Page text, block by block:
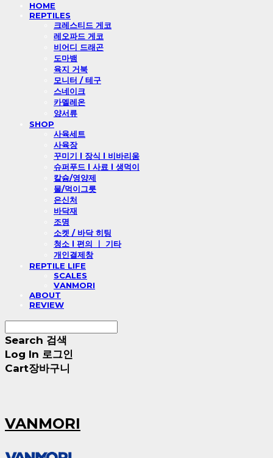
HOME
REPTILES
크레스티드 게코
레오파드 게코
비어디 드래곤
도마뱀
육지 거북
모니터 / 테구
스네이크
카멜레온
양서류
SHOP
사육세트
사육장
꾸미기 l 장식 l 비바리움
슈퍼푸드 l 사료 l 생먹이
칼슘/영양제
물/먹이그릇
은신처
바닥재
조명
소켓 / 바닥 히팅
청소 l 편의 ㅣ 기타
개인결제창
REPTILE LIFE
SCALES
VANMORI
ABOUT
REVIEW
Search 검색
Log In 로그인
Cart장바구니
VANMORI